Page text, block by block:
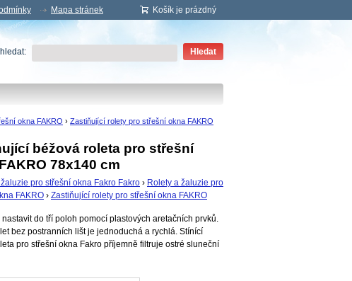
Košík je prázdný
Mapa stránek
Hledat
okna FAKRO › Zastiňující rolety pro střešní okna FAKRO
béžová roleta pro střešní
78x140 cm
pro střešní okna Fakro Fakro › Rolety a žaluzie pro
FAKRO › Zastiňující rolety pro střešní okna FAKRO
nastavit do tří poloh pomocí plastových aretačních prvků.
bez postranních lišt je jednoduchá a rychlá. Stínící
pro střešní okna Fakro příjemně filtruje ostré sluneční